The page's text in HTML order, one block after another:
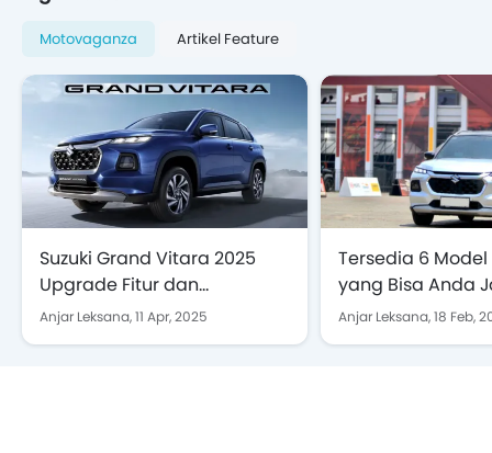
Motovaganza Artikel Feature
Suzuki Grand Vitara 2025
Upgrade Fitur dan
Perangkat Keselamatan
Anjar Leksana,11 Apr, 2025
Tersedia 6 Model
yang Bisa Anda
2025
Anjar Leksana,18 Feb,